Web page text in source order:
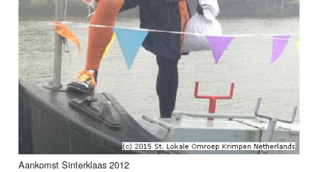
Aankomst Sinterklaas 2012